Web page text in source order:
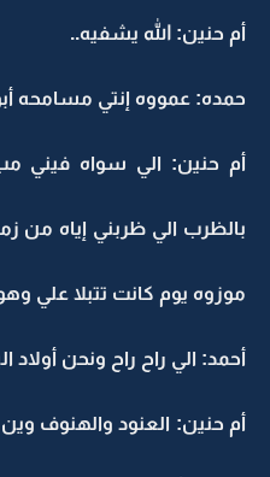
أم حنين: الله يشفيه..
حمده: عمووه إنتي مسامحه
أم حنين: الي سواه فيني
بالظرب الي ظربني إياه من
موزوه يوم كانت تتبلا علي
أحمد: الي راح راح ونحن أولاد
أم حنين: العنود والهنوف